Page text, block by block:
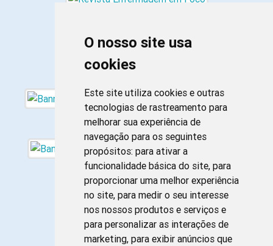
O nosso site usa
cookies
Este site utiliza cookies e outras
tecnologias de rastreamento para
melhorar sua experiência de
navegação para os seguintes
propósitos: para ativar a
funcionalidade básica do site, para
proporcionar uma melhor experiência
no site, para medir o seu interesse
nos nossos produtos e serviços e
para personalizar as interações de
marketing, para exibir anúncios que